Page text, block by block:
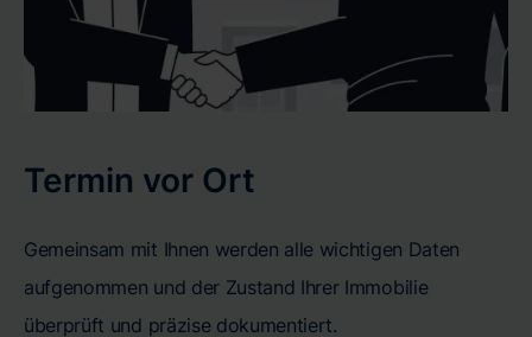
Termin vor Ort
Gemeinsam mit Ihnen werden alle wichtigen Daten
aufgenommen und der Zustand Ihrer Immobilie
überprüft und präzise dokumentiert.